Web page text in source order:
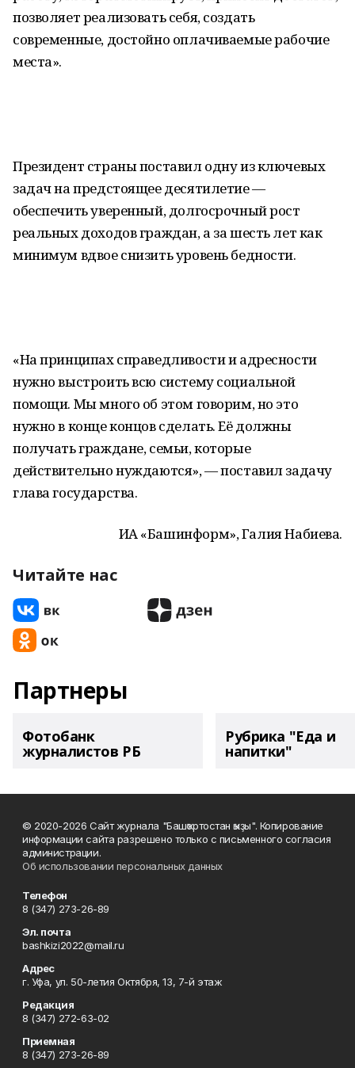
позволяет реализовать себя, создать
современные, достойно оплачиваемые рабочие
места».
Президент страны поставил одну из ключевых
задач на предстоящее десятилетие —
обеспечить уверенный, долгосрочный рост
реальных доходов граждан, а за шесть лет как
минимум вдвое снизить уровень бедности.
«На принципах справедливости и адресности
нужно выстроить всю систему социальной
помощи. Мы много об этом говорим, но это
нужно в конце концов сделать. Её должны
получать граждане, семьи, которые
действительно нуждаются», — поставил задачу
глава государства.
ИА «Башинформ», Галия Набиева.
Читайте нас
Партнеры
Фотобанк
журналистов РБ
Рубрика "Еда и
напитки"
© 2020-2026 Сайт журнала "Башҡортостан ҡыҙы". Копирование
информации сайта разрешено только с письменного согласия
администрации.
Об использовании персональных данных
Телефон
8 (347) 273-26-89
Эл. почта
bashkizi2022@mail.ru
Адрес
г. Уфа, ул. 50-летия Октября, 13, 7-й этаж
Редакция
8 (347) 272-63-02
Приемная
8 (347) 273-26-89